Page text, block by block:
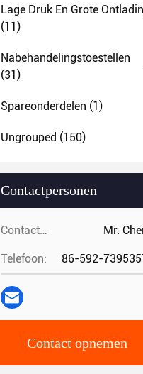
Lage Druk En Grote
(11)
Nabehandelingstoestellen
(31)
Spareonderdelen (1)
Ungrouped (150)
Contactpersonen
Contactpersonen: Mr.
Telefoon: 86-592-
Contact opnemen